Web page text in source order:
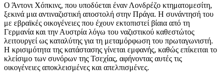
Ο Άντονι Χόπκινς, που υποδύεται έναν Λονδρέζο κτηματομεσίτη,
ξεκινά μια αντιναζιστική αποστολή στην Πράγα. Η συνάντησή του
με εβραϊκές οικογένειες που έχουν εκτοπιστεί βίαια από τη
Γερμανία και την Αυστρία λόγω του ναζιστικού καθεστώτος
λειτουργεί ως καταλύτης για τη μεταμόρφωση του πρωταγωνιστή.
Η κρισιμότητα της κατάστασης γίνεται εμφανής, καθώς επίκειται το
κλείσιμο των συνόρων της Τσεχίας, αφήνοντας αυτές τις
οικογένειες αποκλεισμένες και απελπισμένες.